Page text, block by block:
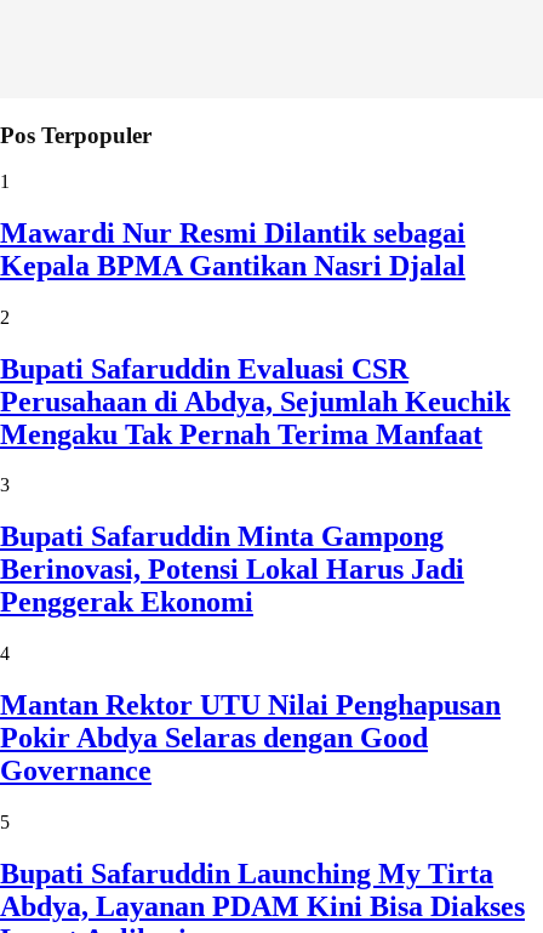
Pos Terpopuler
1
Mawardi Nur Resmi Dilantik sebagai
Kepala BPMA Gantikan Nasri Djalal
2
Bupati Safaruddin Evaluasi CSR
Perusahaan di Abdya, Sejumlah Keuchik
Mengaku Tak Pernah Terima Manfaat
3
Bupati Safaruddin Minta Gampong
Berinovasi, Potensi Lokal Harus Jadi
Penggerak Ekonomi
4
Mantan Rektor UTU Nilai Penghapusan
Pokir Abdya Selaras dengan Good
Governance
5
Bupati Safaruddin Launching My Tirta
Abdya, Layanan PDAM Kini Bisa Diakses